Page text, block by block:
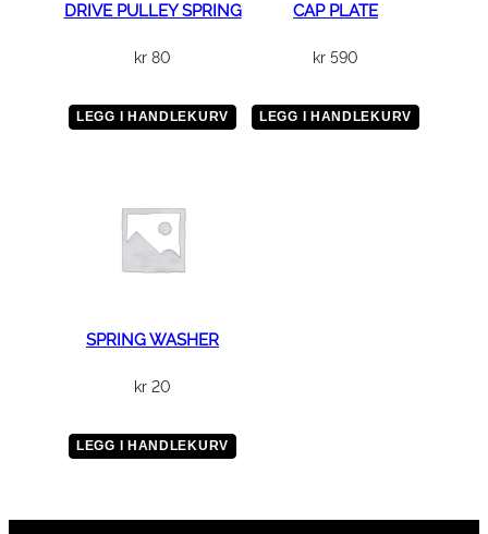
DRIVE PULLEY SPRING
kr 80
LEGG I HANDLEKURV
CAP PLATE
kr 590
LEGG I HANDLEKURV
SPRING WASHER
kr 20
LEGG I HANDLEKURV